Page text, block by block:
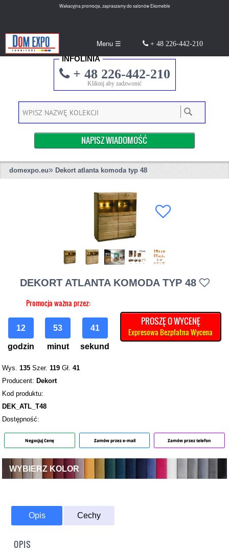
Wakacyjna promocja, zapraszamy do salonów Ekomeble
Menu ☰ + 48 226-442-210
INFOLINIA
+ 48 226-442-210
Kliknij aby zadzwonić
NAPISZ WIADOMOŚĆ
domexpo.eu» Dekort atlanta komoda typ 48
DEKORT ATLANTA KOMODA TYP 48
Promocja ważna przez:
12
godzin
53
minut
40
sekund
PROSZĘ O WYCENĘ
Expresowa Bezpłatna Wycena
Wys.135 Szer.119 Gł.41
Producent: Dekort
Kod produktu:
DEK_ATL_T48
Dostępność:
Negocjuj Cenę Zamów przez e-mail Zamów przez telefon
WYBIERZ KOLOR
Opis Cechy
OPIS